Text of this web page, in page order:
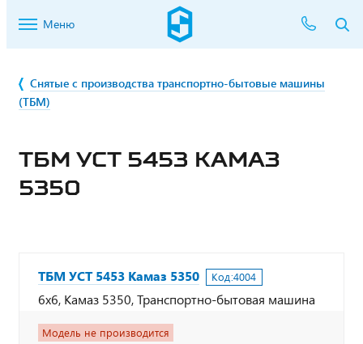
Меню
Снятые с производства транспортно-бытовые машины
(ТБМ)
ТБМ УСТ 5453 КАМАЗ
5350
ТБМ УСТ 5453 Камаз 5350 Код:4004
6х6, Камаз 5350, Транспортно-бытовая машина
Модель не производится